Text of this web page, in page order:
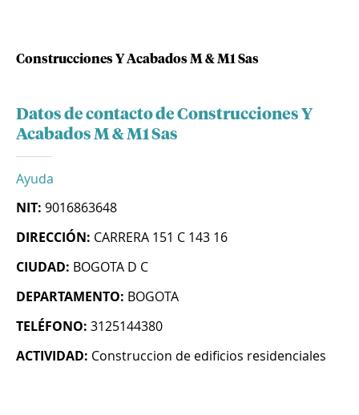
Construcciones Y Acabados M & M1 Sas
Datos de contacto de Construcciones Y
Acabados M & M1 Sas
Ayuda
NIT: 9016863648
DIRECCIÓN: CARRERA 151 C 143 16
CIUDAD: BOGOTA D C
DEPARTAMENTO: BOGOTA
TELÉFONO: 3125144380
ACTIVIDAD: Construccion de edificios residenciales